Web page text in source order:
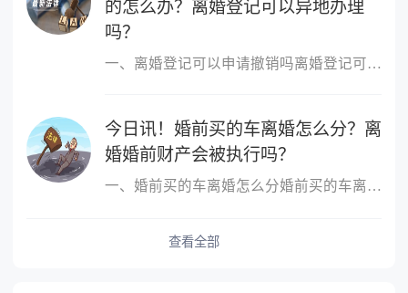
的怎么办？离婚登记可以异地办理
吗？
一、离婚登记可以申请撤销吗离婚登记可以申请撤销。依据我国最新《
今日讯！婚前买的车离婚怎么分？离
婚婚前财产会被执行吗？
一、婚前买的车离婚怎么分婚前买的车离婚，除另有约定外，一般归个
查看全部